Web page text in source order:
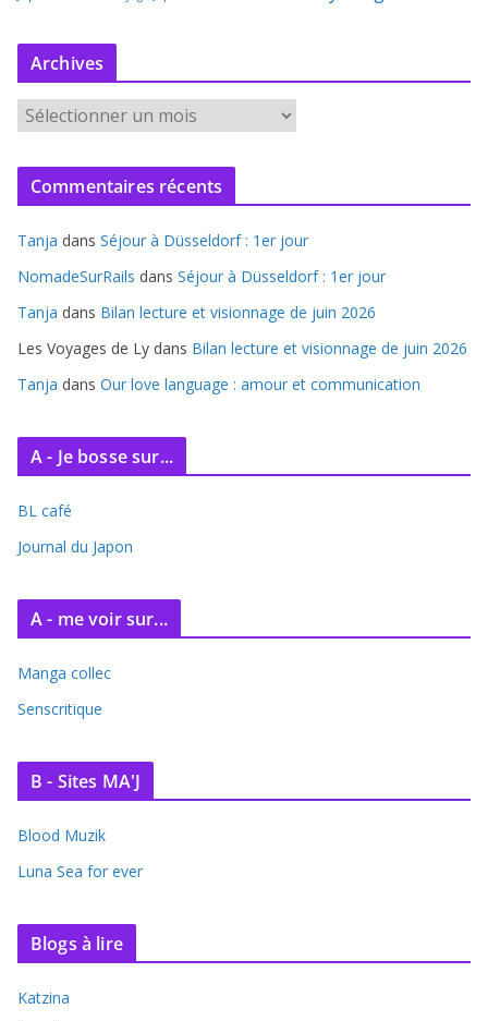
Archives
r
c
v
e
Commentaires récents
Tanja dans Séjour à Düsseldorf : 1er jour
NomadeSurRails dans Séjour à Düsseldorf : 1er jour
Tanja dans Bilan lecture et visionnage de juin 2026
Les Voyages de Ly dans Bilan lecture et visionnage de juin 2026
Tanja dans Our love language : amour et communication
A - Je bosse sur...
BL café
Journal du Japon
A - me voir sur...
Manga collec
Senscritique
B - Sites MA'J
Blood Muzik
Luna Sea for ever
Blogs à lire
Katzina